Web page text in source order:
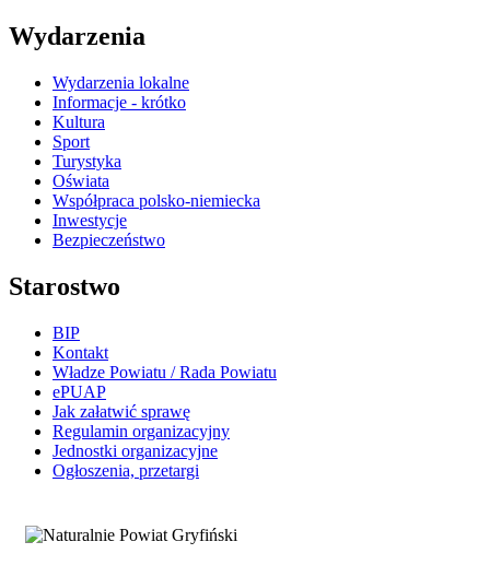
Wydarzenia
Wydarzenia lokalne
Informacje - krótko
Kultura
Sport
Turystyka
Oświata
Współpraca polsko-niemiecka
Inwestycje
Bezpieczeństwo
Starostwo
BIP
Kontakt
Władze Powiatu / Rada Powiatu
ePUAP
Jak załatwić sprawę
Regulamin organizacyjny
Jednostki organizacyjne
Ogłoszenia, przetargi